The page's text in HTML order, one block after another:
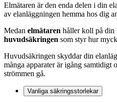
Elmätaren är den enda delen i din
av elanläggningen hemma hos dig
Medan elmätaren håller koll på din
huvudsäkringen som styr hur
Huvudsäkringen skyddar din
många apparater är igång samtidigt
strömmen gå.
Vanliga säkringsstorlekar